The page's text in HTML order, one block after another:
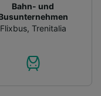
Bahn- und
Flixbus, Trenitalia